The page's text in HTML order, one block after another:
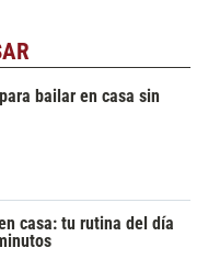
bailar en casa sin
casa: tu rutina del día